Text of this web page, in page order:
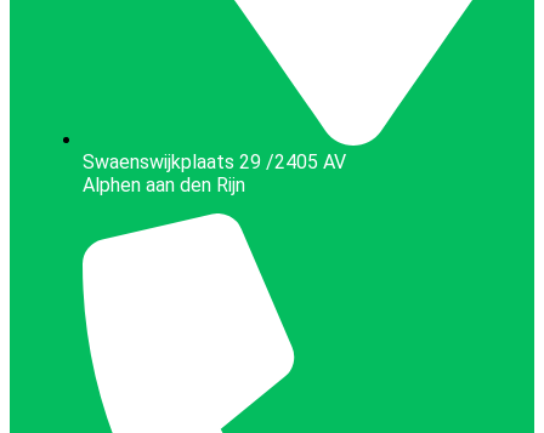
Swaenswijkplaats 29 /2405 AV
Alphen aan den Rijn